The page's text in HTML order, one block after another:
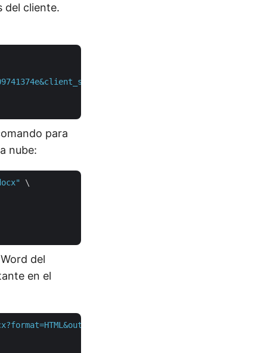
del cliente.
para
nube:
\
del
en el